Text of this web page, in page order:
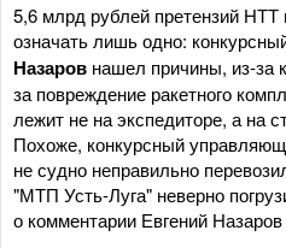
5,6 млрд рублей претензий
означать лишь одно:
Назаров нашел причины, из-за
за повреждение ракетного
лежит не на экспедиторе, а на
Похоже, конкурсный
не судно неправильно
"МТП Усть-Луга" неверно
о комментарии Евгений